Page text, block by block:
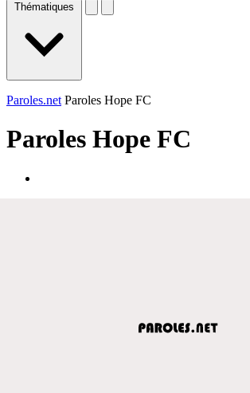
Thématiques
Paroles.net Paroles Hope FC
Paroles Hope FC